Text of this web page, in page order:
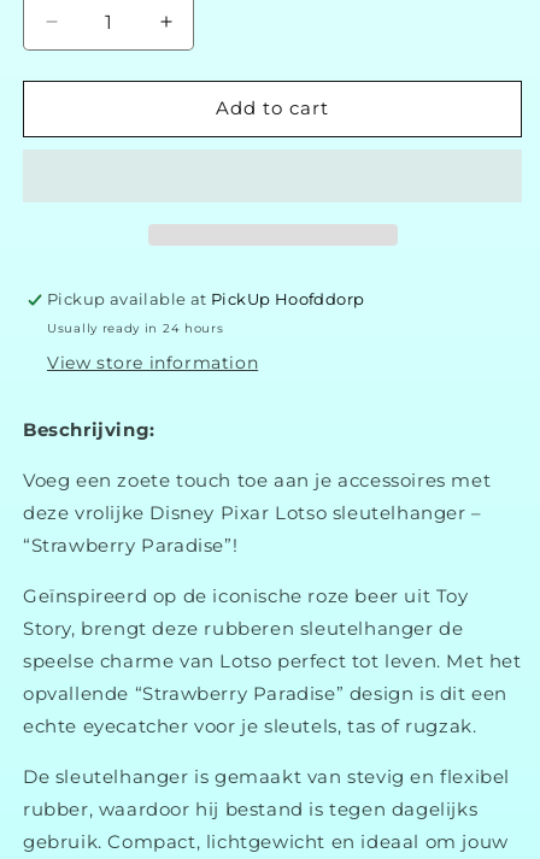
Decrease
quantity
for
Pixar
Increase
quantity
for
Disney
Pixar
Add to cart
Pickup available at PickUp Hoofddorp
Usually ready in 24 hours
View store information
Beschrijving:
Voeg een zoete touch toe aan je accessoires met
deze vrolijke Disney Pixar Lotso sleutelhanger –
“Strawberry Paradise”!
Geïnspireerd op de iconische roze beer uit Toy
Story, brengt deze rubberen sleutelhanger de
speelse charme van Lotso perfect tot leven. Met het
opvallende “Strawberry Paradise” design is dit een
echte eyecatcher voor je sleutels, tas of rugzak.
De sleutelhanger is gemaakt van stevig en flexibel
rubber, waardoor hij bestand is tegen dagelijks
gebruik. Compact, lichtgewicht en ideaal om jouw